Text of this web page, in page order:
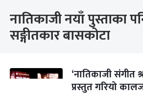
नातिकाजी नयाँ पुस्ताका
सङ्गीतकार बासकोटा
‘नातिकाजी संगीत
प्रस्तुत गरियो